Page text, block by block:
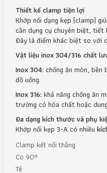
Thiết kế clamp tiện lợi
Khớp nối dạng kẹp (clamp)
cần dụng cụ chuyên biệt,
Đây là điểm khác biệt so với
Vật liệu inox 304/316 chất
Inox 304:chống ăn mòn,
đồ uống.
Inox 316:khả năng chống ăn
trường có hóa chất hoặc
Đa dạng kích thước và phụ
Khớp nối kẹp 3-A có nhiều
Clamp kết nối thẳng
Co 90°
Tê